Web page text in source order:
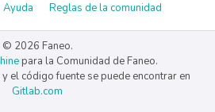
Ayuda Reglas de la comunidad
© 2026 Faneo.
para la Comunidad de Faneo.
el código fuente se puede encontrar en
Gitlab.com